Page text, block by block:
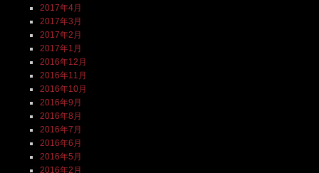
2017年4月
2017年3月
2017年2月
2017年1月
2016年12月
2016年11月
2016年10月
2016年9月
2016年8月
2016年7月
2016年6月
2016年5月
2016年2月